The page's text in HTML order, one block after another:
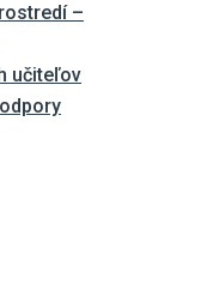
–
učiteľov